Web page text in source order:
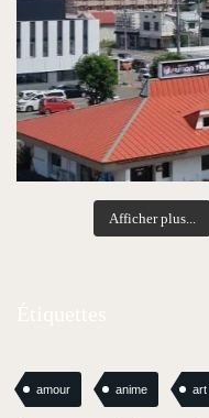
Afficher plus...
amour anime art